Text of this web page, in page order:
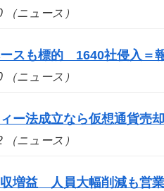
ニュース）
スも標的 1640社侵入＝
ニュース）
ー法成立なら仮想通貨売
ニュース）
増益 人員大幅削減も営